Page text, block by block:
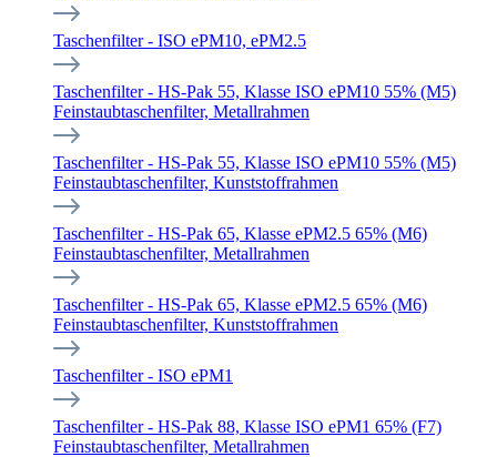
Taschenfilter - ISO ePM10, ePM2.5
Taschenfilter - HS-Pak 55, Klasse ISO ePM10 55% (M5)
Feinstaubtaschenfilter, Metallrahmen
Taschenfilter - HS-Pak 55, Klasse ISO ePM10 55% (M5)
Feinstaubtaschenfilter, Kunststoffrahmen
Taschenfilter - HS-Pak 65, Klasse ePM2.5 65% (M6)
Feinstaubtaschenfilter, Metallrahmen
Taschenfilter - HS-Pak 65, Klasse ePM2.5 65% (M6)
Feinstaubtaschenfilter, Kunststoffrahmen
Taschenfilter - ISO ePM1
Taschenfilter - HS-Pak 88, Klasse ISO ePM1 65% (F7)
Feinstaubtaschenfilter, Metallrahmen